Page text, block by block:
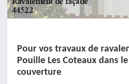
Pour vos travaux de
Pouille Les Coteaux dans
couverture